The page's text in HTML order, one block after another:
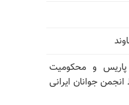
پاریس و محکومیت
جوانان ایرانی